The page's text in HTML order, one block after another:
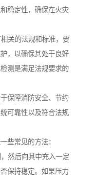
稳定性，确保在火灾
关的法规和标准，要
，以确保其处于良好
测是满足法规要求的
保障消防安全、节约
可靠性以及符合法规
些常见的方法：
然后向其中充入一定
保持稳定。如果压力